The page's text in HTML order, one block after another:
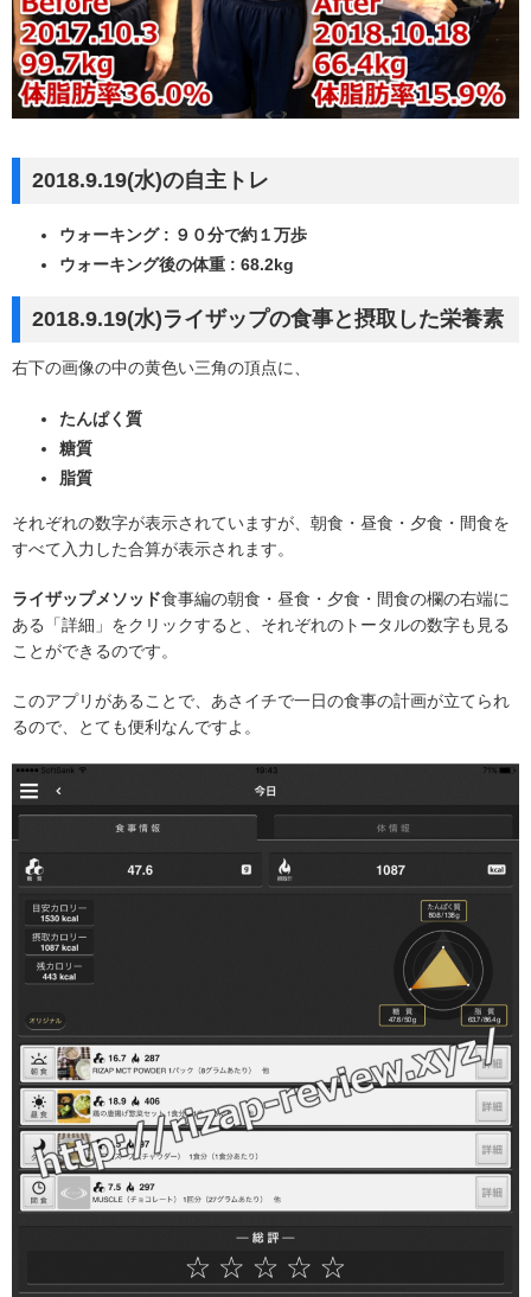
2018.9.19(水)の自主トレ
ウォーキング : ９０分で約１万歩
ウォーキング後の体重 : 68.2kg
2018.9.19(水)ライザップの食事と摂取した栄養素
右下の画像の中の黄色い三角の頂点に、
たんぱく質
糖質
脂質
それぞれの数字が表示されていますが、朝食・昼食・夕食・間食を
すべて入力した合算が表示されます。
ライザップメソッド食事編の朝食・昼食・夕食・間食の欄の右端に
ある「詳細」をクリックすると、それぞれのトータルの数字も見る
ことができるのです。
このアプリがあることで、あさイチで一日の食事の計画が立てられ
るので、とても便利なんですよ。